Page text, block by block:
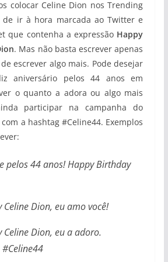
colocar Celine Dion nos Trending
de ir à hora marcada ao Twitter e
que contenha a expressão Happy
. Mas não basta escrever apenas
escrever algo mais. Pode desejar
aniversário pelos 44 anos em
o quanto a adora ou algo mais
participar na campanha do
a hashtag #Celine44. Exemplos
pelos 44 anos! Happy Birthday
Dion, eu amo você!
Dion, eu a adoro.